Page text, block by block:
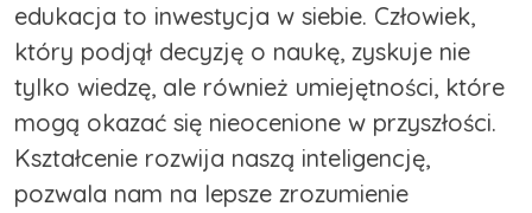
edukacja to inwestycja w siebie. Człowiek,
który podjął decyzję o naukę, zyskuje nie
tylko wiedzę, ale również umiejętności, które
mogą okazać się nieocenione w przyszłości.
Kształcenie rozwija naszą inteligencję,
pozwala nam na lepsze zrozumienie